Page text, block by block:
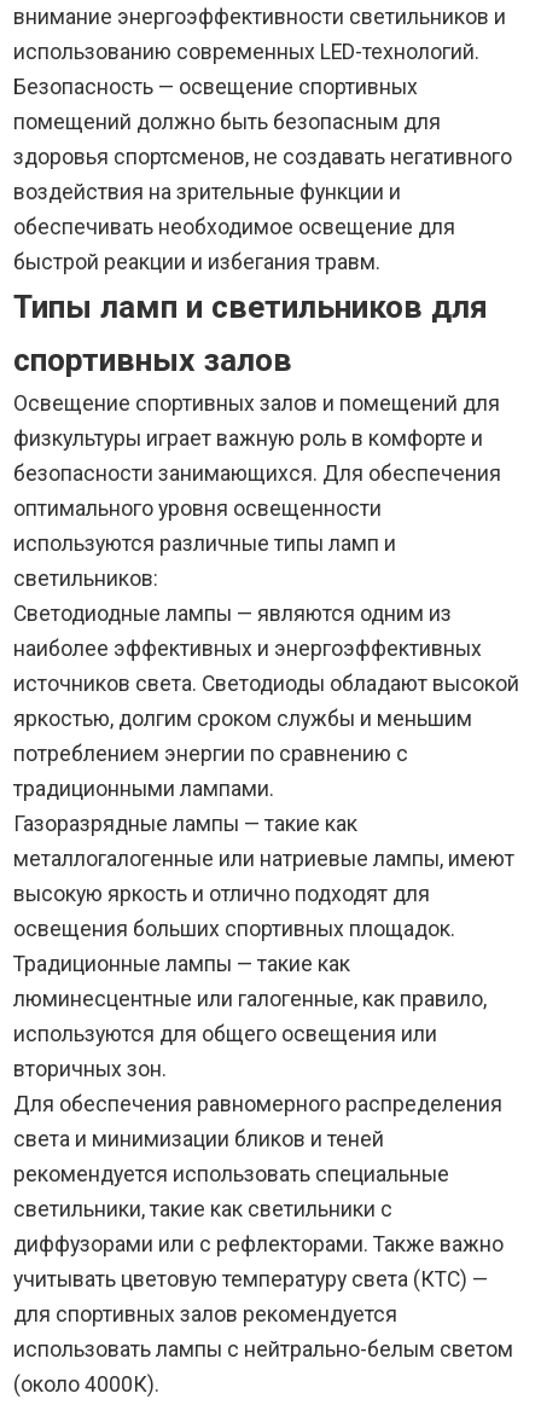
внимание энергоэффективности светильников и
использованию современных LED-технологий.
Безопасность — освещение спортивных
помещений должно быть безопасным для
здоровья спортсменов, не создавать негативного
воздействия на зрительные функции и
обеспечивать необходимое освещение для
быстрой реакции и избегания травм.
Типы ламп и светильников для
спортивных залов
Освещение спортивных залов и помещений для
физкультуры играет важную роль в комфорте и
безопасности занимающихся. Для обеспечения
оптимального уровня освещенности
используются различные типы ламп и
светильников:
Светодиодные лампы — являются одним из
наиболее эффективных и энергоэффективных
источников света. Светодиоды обладают высокой
яркостью, долгим сроком службы и меньшим
потреблением энергии по сравнению с
традиционными лампами.
Газоразрядные лампы — такие как
металлогалогенные или натриевые лампы, имеют
высокую яркость и отлично подходят для
освещения больших спортивных площадок.
Традиционные лампы — такие как
люминесцентные или галогенные, как правило,
используются для общего освещения или
вторичных зон.
Для обеспечения равномерного распределения
света и минимизации бликов и теней
рекомендуется использовать специальные
светильники, такие как светильники с
диффузорами или с рефлекторами. Также важно
учитывать цветовую температуру света (КТС) —
для спортивных залов рекомендуется
использовать лампы с нейтрально-белым светом
(около 4000К).